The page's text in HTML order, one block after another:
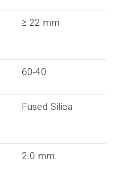
≥ 22 mm
60-40
Fused Silica
2.0 mm